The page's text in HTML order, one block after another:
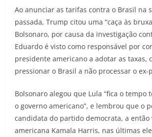
Ao anunciar as tarifas contra o Brasil na
passada, Trump citou uma “caça às
Bolsonaro, por causa da investigação
Eduardo é visto como responsável por
presidente americano a adotar as taxas,
pressionar o Brasil a não processar o ex-
Bolsonaro alegou que Lula “fica o tempo
o governo americano”, e lembrou que o
candidata do partido democrata, a então
americana Kamala Harris, nas últimas